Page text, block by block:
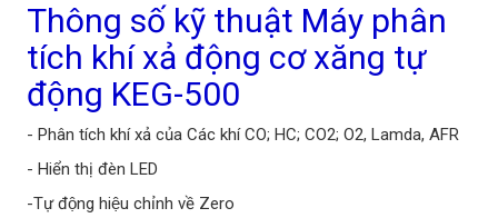
Thông số kỹ thuật Máy phân
tích khí xả động cơ xăng tự
động KEG-500
- Phân tích khí xả của Các khí CO; HC; CO2; O2, Lamda, AFR
- Hiển thị đèn LED
-Tự động hiệu chỉnh về Zero